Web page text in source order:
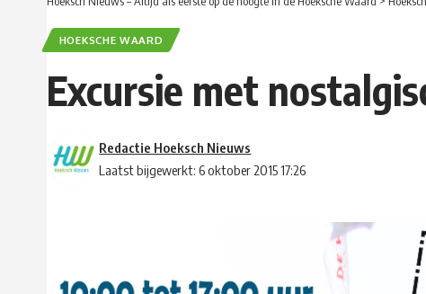
HOEKSCHE WAARD
Excursie met
Laatst bijgewerkt: 6 oktober 2015 17:26
Redactie Hoeksch Nieuws